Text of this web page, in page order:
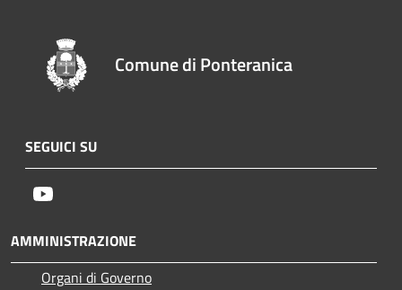
Comune di Ponteranica
SEGUICI SU
AMMINISTRAZIONE
Organi di Governo